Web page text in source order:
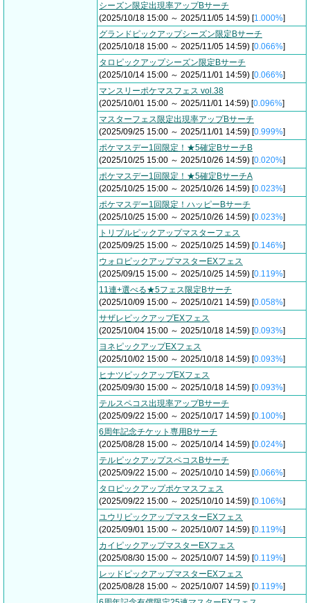
シーズン限定出現率アップBサーチ
(2025/10/18 15:00 ～ 2025/11/05 14:59) [1.000%]
グランドピックアップシーズン限定Bサーチ
(2025/10/18 15:00 ～ 2025/11/05 14:59) [0.066%]
タロピックアップシーズン限定Bサーチ
(2025/10/14 15:00 ～ 2025/11/01 14:59) [0.066%]
マンスリーポケマスフェス vol.38
(2025/10/01 15:00 ～ 2025/11/01 14:59) [0.096%]
マスターフェス限定出現率アップBサーチ
(2025/09/25 15:00 ～ 2025/11/01 14:59) [0.999%]
ポケマスデー1回限定！★5確定BサーチB
(2025/10/25 15:00 ～ 2025/10/26 14:59) [0.020%]
ポケマスデー1回限定！★5確定BサーチA
(2025/10/25 15:00 ～ 2025/10/26 14:59) [0.023%]
ポケマスデー1回限定！ハッピーBサーチ
(2025/10/25 15:00 ～ 2025/10/26 14:59) [0.023%]
トリプルピックアップマスターフェス
(2025/09/25 15:00 ～ 2025/10/25 14:59) [0.146%]
ウォロピックアップマスターEXフェス
(2025/09/15 15:00 ～ 2025/10/25 14:59) [0.119%]
11連+選べる★5フェス限定Bサーチ
(2025/10/09 15:00 ～ 2025/10/21 14:59) [0.058%]
サザレピックアップEXフェス
(2025/10/04 15:00 ～ 2025/10/18 14:59) [0.093%]
ヨネピックアップEXフェス
(2025/10/02 15:00 ～ 2025/10/18 14:59) [0.093%]
ヒナツピックアップEXフェス
(2025/09/30 15:00 ～ 2025/10/18 14:59) [0.093%]
テルスペコス出現率アップBサーチ
(2025/09/22 15:00 ～ 2025/10/17 14:59) [0.100%]
6周年記念チケット専用Bサーチ
(2025/08/28 15:00 ～ 2025/10/14 14:59) [0.024%]
テルピックアップスペコスBサーチ
(2025/09/22 15:00 ～ 2025/10/10 14:59) [0.066%]
タロピックアップポケマスフェス
(2025/09/22 15:00 ～ 2025/10/10 14:59) [0.106%]
ユウリピックアップマスターEXフェス
(2025/09/01 15:00 ～ 2025/10/07 14:59) [0.119%]
カイピックアップマスターEXフェス
(2025/08/30 15:00 ～ 2025/10/07 14:59) [0.119%]
レッドピックアップマスターEXフェス
(2025/08/28 15:00 ～ 2025/10/07 14:59) [0.119%]